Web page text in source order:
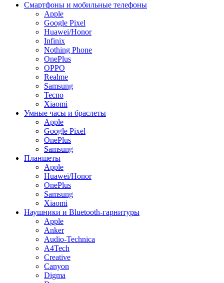
Смартфоны и мобильные телефоны
Apple
Google Pixel
Huawei/Honor
Infinix
Nothing Phone
OnePlus
OPPO
Realme
Samsung
Tecno
Xiaomi
Умные часы и браслеты
Apple
Google Pixel
OnePlus
Samsung
Планшеты
Apple
Huawei/Honor
OnePlus
Samsung
Xiaomi
Наушники и Bluetooth-гарнитуры
Apple
Anker
Audio-Technica
A4Tech
Creative
Canyon
Digma